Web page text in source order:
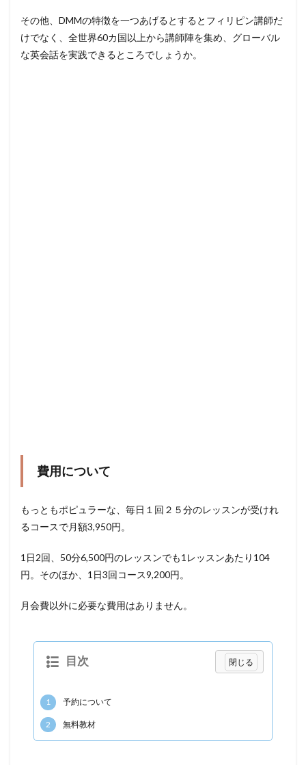
その他、DMMの特徴を一つあげるとするとフィリピン講師だ
けでなく、全世界60カ国以上から講師陣を集め、グローバル
な英会話を実践できるところでしょうか。
費用について
もっともポピュラーな、毎日１回２５分のレッスンが受けれ
るコースで月額3,950円。
1日2回、50分6,500円のレッスンでも1レッスンあたり104
円。そのほか、1日3回コース9,200円。
月会費以外に必要な費用はありません。
目次
1 予約について
2 無料教材